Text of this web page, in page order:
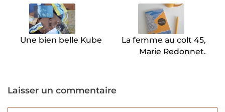
l’article
Une bien belle Kube
La femme au colt 45,
Marie Redonnet.
Laisser un commentaire